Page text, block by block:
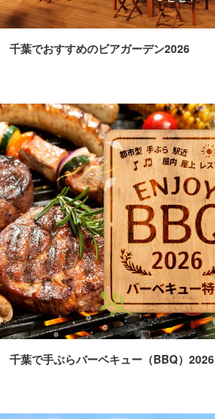
千葉でおすすめのビアガーデン2026
千葉で手ぶらバーベキュー（BBQ）2026